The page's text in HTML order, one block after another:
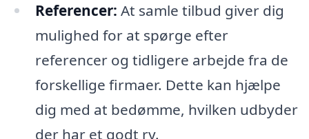
Referencer: At samle tilbud giver dig
mulighed for at spørge efter
referencer og tidligere arbejde fra de
forskellige firmaer. Dette kan hjælpe
dig med at bedømme, hvilken udbyder
der har et godt ry.